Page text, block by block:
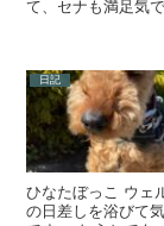
て、セナも満足気
日記
ひなたぼっこ ウェ
の日差しを浴びて